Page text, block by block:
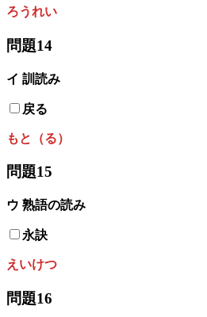
ろうれい
問題14
イ 訓読み
戻る
もと（る）
問題15
ウ 熟語の読み
永訣
えいけつ
問題16